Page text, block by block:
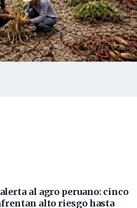
al agro peruano: cinco
alto riesgo hasta